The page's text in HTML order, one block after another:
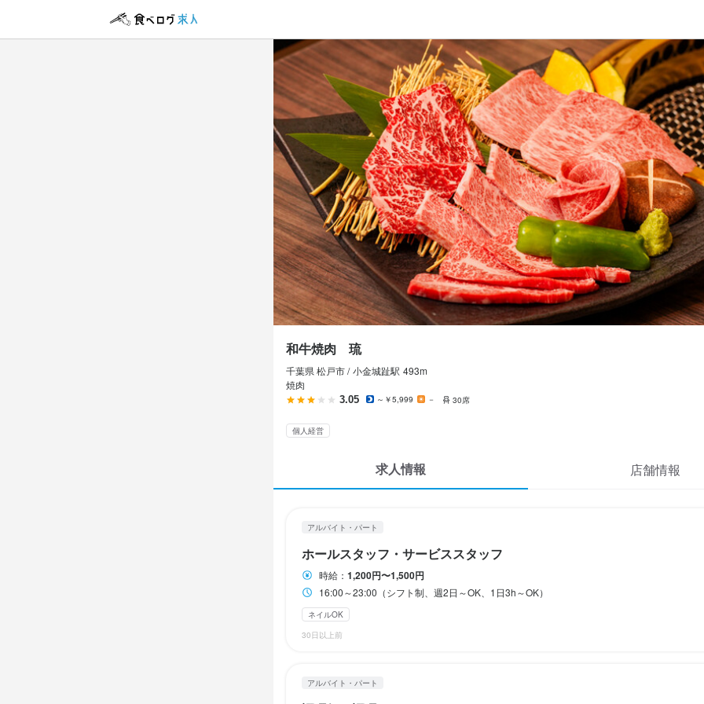
和牛焼肉 琉
千葉県 松戸市 / 小金城趾駅 493m
焼肉
3.05 ～￥5,999 － 30席
個人経営
求人情報 店舗情報
アルバイト・パート
ホールスタッフ・サービススタッフ
時給： 1,200円〜1,500円
16:00～23:00（シフト制、週2日～OK、1日3h～OK）
ネイルOK
30日以上前
アルバイト・パート
アルバイト・パート 和牛焼肉 琉
ホールスタッフ・サービススタッフ
ホールスタッフ・サービススタッフ
時給1,200円〜1,500円
給与手渡しOK 扶養内勤務OK
勤務時間
16:00～23:00（シフト制、週2日～OK、1日3h～OK）
終電考慮あり 週2日からOK 週4日以上OK シフト制 自由シフト制(毎回、時間・曜日を選べる)
休日・休暇
2週間ごとのシフト制
土日祝のみ勤務OK
待遇
・契約期間の定めなし
・社会保険完備（厚生年金、雇用保険、健康保険、労災保険）
まかない・食事補助あり
特徴
学歴不問 未経験者歓迎
アルバイト・パート 和牛焼肉 琉
調理師・調理スタッフ
調理師・調理スタッフ
時給1,200円〜1,500円
給与手渡しOK 扶養内勤務OK
勤務時間
16:00～23:00（シフト制、週2日～OK、1日3h～OK）
終電考慮あり 週2日からOK 週4日以上OK シフト制 自由シフト制(毎回、時間・曜日を選べる)
休日・休暇
2週間ごとのシフト制
土日祝のみ勤務OK
待遇
・契約期間の定めなし
・社会保険完備（厚生年金、雇用保険、健康保険、労災保険）
まかない・食事補助あり
特徴
学歴不問 未経験者歓迎